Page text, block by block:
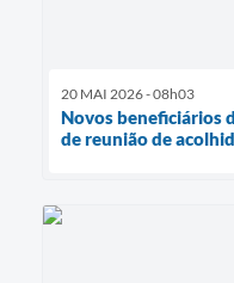
20 MAI 2026 - 08h03
Novos beneficiários
de reunião de